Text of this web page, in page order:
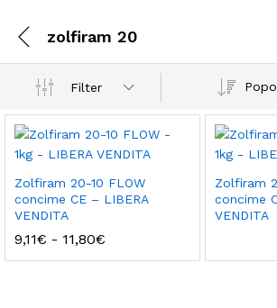
zolfiram 20
Filter
Zolfiram 20-10 FLOW
concime CE – LIBERA
VENDITA
9,11€ - 11,80€
prezzo:
Zolfiram
concime
VENDITA